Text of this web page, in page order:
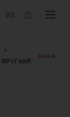
WP1V 800R
zurück